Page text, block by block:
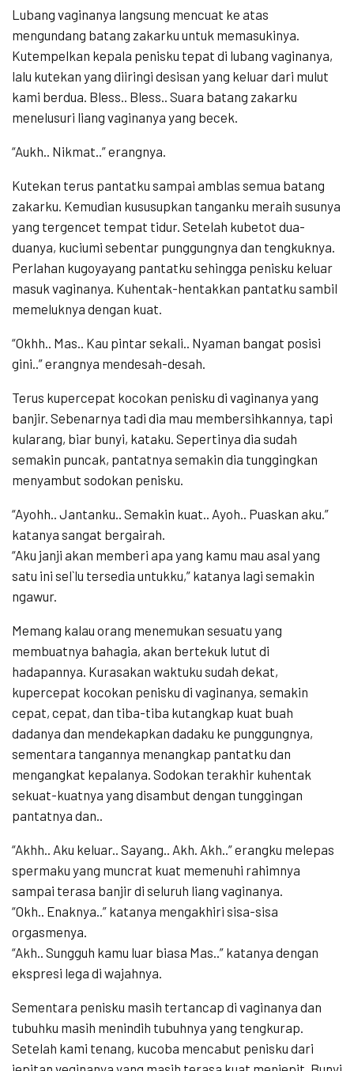
Lubang vaginanya langsung mencuat ke atas
mengundang batang zakarku untuk memasukinya.
Kutempelkan kepala penisku tepat di lubang vaginanya,
lalu kutekan yang diiringi desisan yang keluar dari mulut
kami berdua. Bless.. Bless.. Suara batang zakarku
menelusuri liang vaginanya yang becek.
“Aukh.. Nikmat..” erangnya.
Kutekan terus pantatku sampai amblas semua batang
zakarku. Kemudian kususupkan tanganku meraih susunya
yang tergencet tempat tidur. Setelah kubetot dua-
duanya, kuciumi sebentar punggungnya dan tengkuknya.
Perlahan kugoyayang pantatku sehingga penisku keluar
masuk vaginanya. Kuhentak-hentakkan pantatku sambil
memeluknya dengan kuat.
“Okhh.. Mas.. Kau pintar sekali.. Nyaman bangat posisi
gini..” erangnya mendesah-desah.
Terus kupercepat kocokan penisku di vaginanya yang
banjir. Sebenarnya tadi dia mau membersihkannya, tapi
kularang, biar bunyi, kataku. Sepertinya dia sudah
semakin puncak, pantatnya semakin dia tunggingkan
menyambut sodokan penisku.
“Ayohh.. Jantanku.. Semakin kuat.. Ayoh.. Puaskan aku.”
katanya sangat bergairah.
“Aku janji akan memberi apa yang kamu mau asal yang
satu ini sel`lu tersedia untukku,” katanya lagi semakin
ngawur.
Memang kalau orang menemukan sesuatu yang
membuatnya bahagia, akan bertekuk lutut di
hadapannya. Kurasakan waktuku sudah dekat,
kupercepat kocokan penisku di vaginanya, semakin
cepat, cepat, dan tiba-tiba kutangkap kuat buah
dadanya dan mendekapkan dadaku ke punggungnya,
sementara tangannya menangkap pantatku dan
mengangkat kepalanya. Sodokan terakhir kuhentak
sekuat-kuatnya yang disambut dengan tunggingan
pantatnya dan..
“Akhh.. Aku keluar.. Sayang.. Akh. Akh..” erangku melepas
spermaku yang muncrat kuat memenuhi rahimnya
sampai terasa banjir di seluruh liang vaginanya.
“Okh.. Enaknya..” katanya mengakhiri sisa-sisa
orgasmenya.
“Akh.. Sungguh kamu luar biasa Mas..” katanya dengan
ekspresi lega di wajahnya.
Sementara penisku masih tertancap di vaginanya dan
tubuhku masih menindih tubuhnya yang tengkurap.
Setelah kami tenang, kucoba mencabut penisku dari